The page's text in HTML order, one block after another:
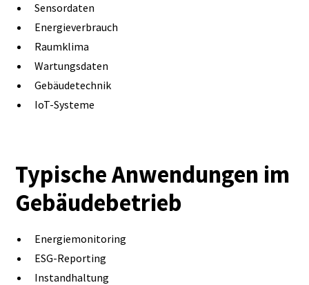
Sensordaten
Energieverbrauch
Raumklima
Wartungsdaten
Gebäudetechnik
IoT-Systeme
Typische Anwendungen im
Gebäudebetrieb
Energiemonitoring
ESG-Reporting
Instandhaltung